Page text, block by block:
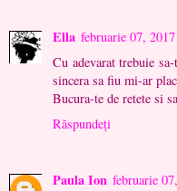
Ella februarie 07, 2017
Cu adevarat trebuie
sincera sa fiu mi-ar
Bucura-te de retete si
Răspundeți
Paula Ion februarie